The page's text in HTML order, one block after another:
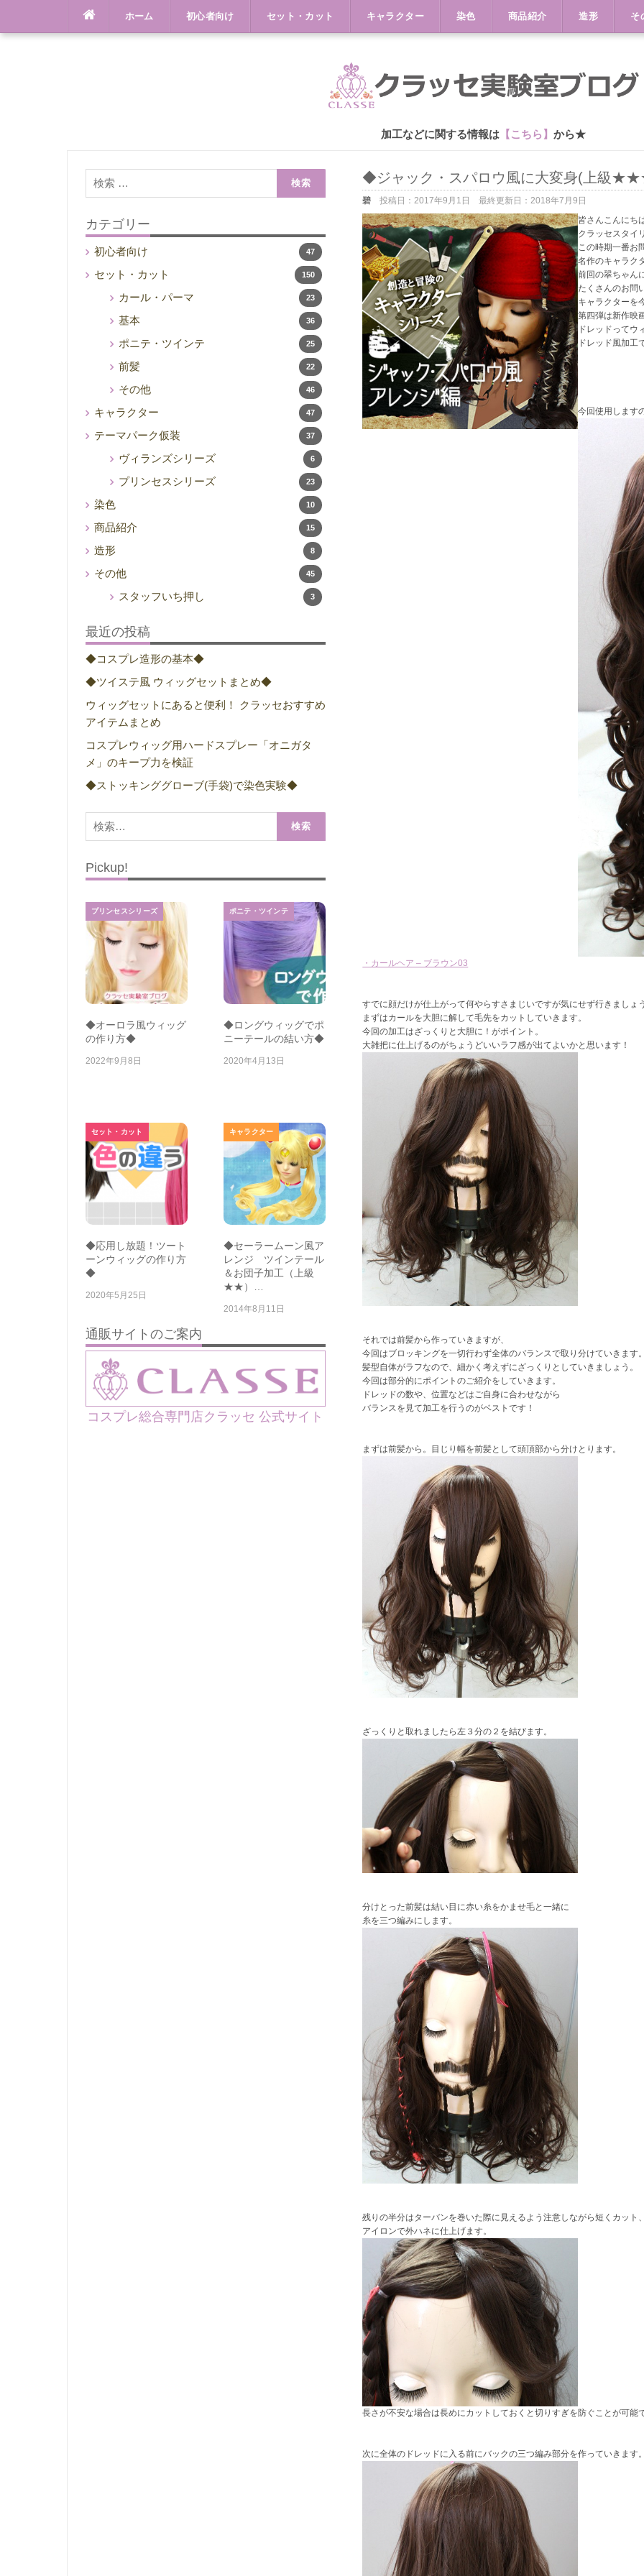
content
ホーム 初心者向け セット・カット キャラクター 染色 商品紹介 造形 そ
加工などに関する情報は【こちら】 から★
◆ジャック・スパロウ風に大変身(上級
碧 投稿日：2017年9月1日 最終更新日：2018年7月9日
皆さんこんにち
クラッセスタイ
この時期一番お
名作のキャラク
前回の翠ちゃん
たくさんのお問
キャラクターを
第四弾は新作映
ドレッドってウ
ドレッド風加工
今回使用します
・カールヘア – ブラウン03
すでに顔だけが仕上がって何やらすさまじいですが気にせず行きましょ
まずはカールを大胆に解して毛先をカットしていきます。
今回の加工はざっくりと大胆に！がポイント。
大雑把に仕上げるのがちょうどいいラフ感が出てよいかと思います！
それでは前髪から作っていきますが、
今回はブロッキングを一切行わず全体のバランスで取り分けていきます
髪型自体がラフなので、細かく考えずにざっくりとしていきましょう。
今回は部分的にポイントのご紹介をしていきます。
ドレッドの数や、位置などはご自身に合わせながら
バランスを見て加工を行うのがベストです！
まずは前髪から。目じり幅を前髪として頭頂部から分けとります。
ざっくりと取れましたら左３分の２を結びます。
分けとった前髪は結い目に赤い糸をかませ毛と一緒に
糸を三つ編みにします。
残りの半分はターバンを巻いた際に見えるよう注意しながら短くカット
アイロンで外ハネに仕上げます。
長さが不安な場合は長めにカットしておくと切りすぎを防ぐことが可能
次に全体のドレッドに入る前にバックの三つ編み部分を作っていきます
索:
カテゴリー
初心者向け 47
セット・カット 150
カール・パーマ 23
基本 36
ポニテ・ツインテ 25
前髪 22
その他 46
キャラクター 47
テーマパーク仮装 37
ヴィランズシリーズ 6
プリンセスシリーズ 23
染色 10
商品紹介 15
造形 8
その他 45
スタッフいち押し 3
最近の投稿
◆コスプレ造形の基本◆
◆ツイステ風 ウィッグセットまとめ◆
ウィッグセットにあると便利！ クラッセおすすめ
アイテムまとめ
コスプレウィッグ用ハードスプレー「オニガタ
メ」のキープ力を検証
◆ストッキンググローブ(手袋)で染色実験◆
索:
Pickup!
プリンセスシリーズ
◆オーロラ風ウィッグ
の作り方◆
2022年9月8日
ポニテ・ツインテ
◆ロングウィッグでポ
ニーテールの結い方◆
2020年4月13日
セット・カット
◆応用し放題！ツート
ーンウィッグの作り方
◆
2020年5月25日
キャラクター
◆セーラームーン風ア
レンジ ツインテール
＆お団子加工（上級
★★）…
2014年8月11日
通販サイトのご案内
コスプレ総合専門店クラッセ 公式サイト